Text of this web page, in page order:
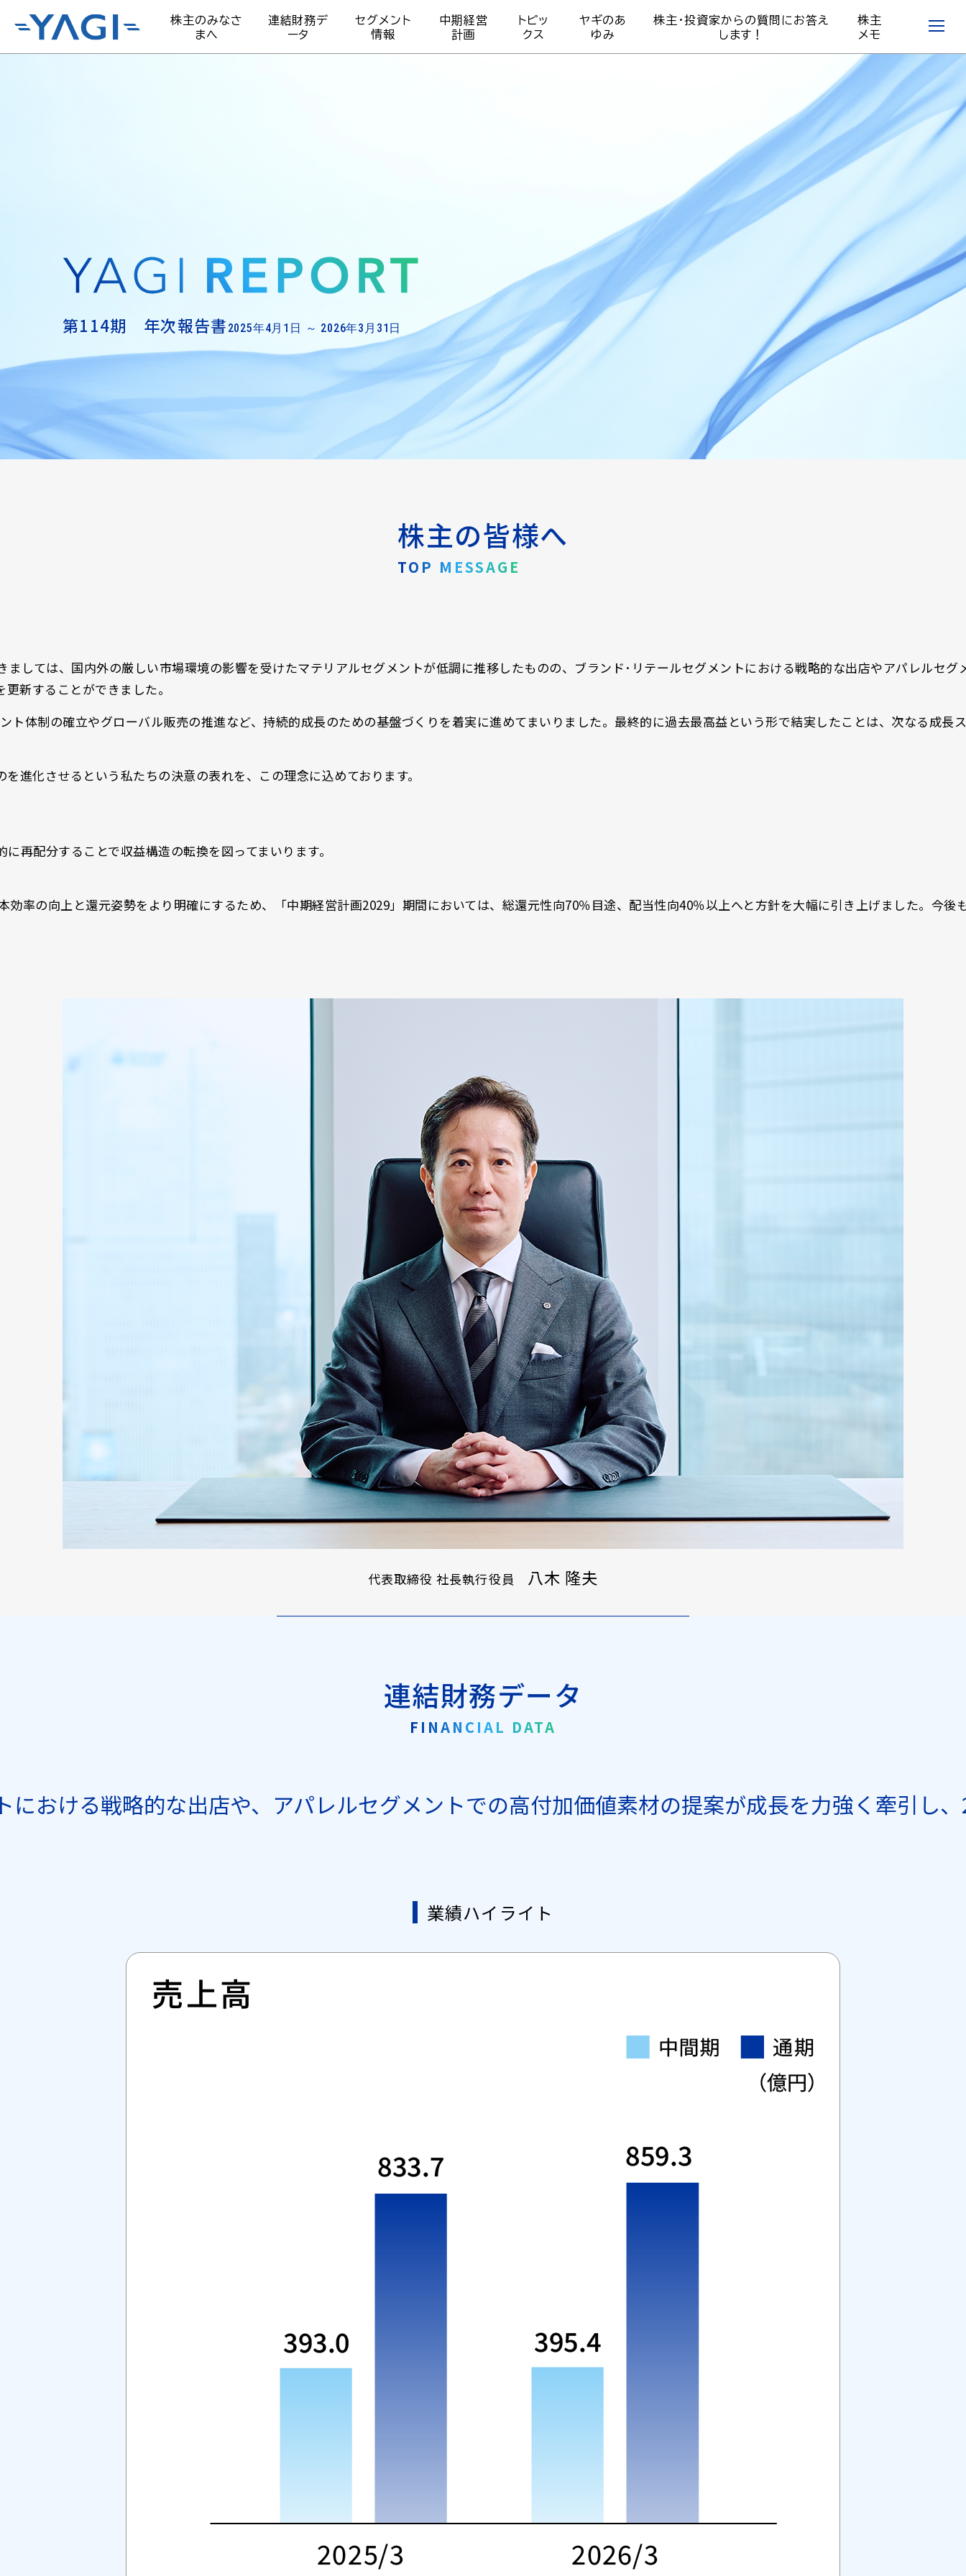
株主のみなさ
まへ
連結財務デ
ータ
セグメント
情報
中期経営
計画
トピッ
クス
ヤギのあ
ゆみ
株主・投資家からの質問にお答え
します！
株主
メモ
第114期 年次報告書 2025年4月1日 ～ 2026年3月31日
株主の皆様へ
TOP MESSAGE
しては、国内外の厳しい市場環境の影響を受けたマテリアルセグメントが低調に推移したものの、ブランド･リテールセグメントにおける戦略的な出店やアパレルセ
新することができました。
制の確立やグローバル販売の推進など、持続的成長のための基盤づくりを着実に進めてまいりました。最終的に過去最高益という形で結実したことは、次なる成長
進化させるという私たちの決意の表れを、この理念に込めております。
再配分することで収益構造の転換を図ってまいります。
率の向上と還元姿勢をより明確にするため、「中期経営計画2029」期間においては、総還元性向70％目途、配当性向40％以上へと方針を大幅に引き上げました。今後
代表取締役 社長執行役員 八木 隆夫
連結財務データ
FINANCIAL DATA
における戦略的な出店や、アパレルセグメントでの高付加価値素材の提案が成長を力強く牽引し
業績ハイライト